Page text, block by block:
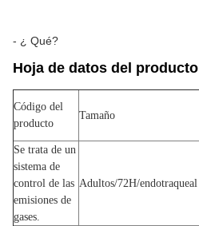
- ¿ Qué?
Hoja de datos del producto
Código del
producto
Tamaño
Se trata de un
sistema de
control de las
emisiones de
gases.
Adultos/72H/endotraqueal